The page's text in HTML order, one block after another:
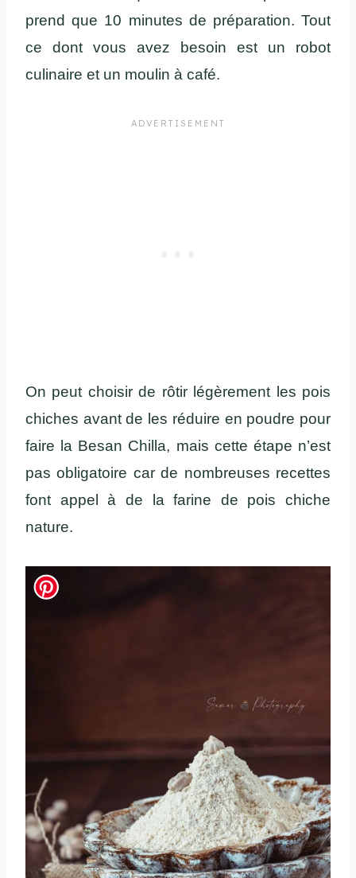
prend que 10 minutes de préparation. Tout
ce dont vous avez besoin est un robot
culinaire et un moulin à café.
On peut choisir de rôtir légèrement les pois
chiches avant de les réduire en poudre pour
faire la Besan Chilla, mais cette étape n’est
pas obligatoire car de nombreuses recettes
font appel à de la farine de pois chiche
nature.